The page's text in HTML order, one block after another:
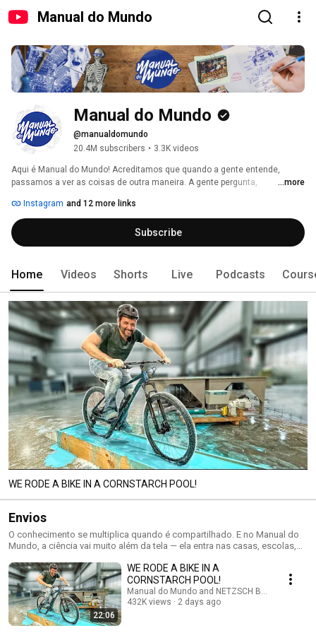
Manual do Mundo
Manual do Mundo
@manualdomundo
20.4M subscribers • 3.3K videos
Aqui é Manual do Mundo! Acreditamos que quando a gente entende,
passamos a ver as coisas de outra maneira. A gente pergunta,
desde objetos do dia a dia até as mais complexas invenções.
...more
Instagram and 12 more links
Subscribe
Home Videos Shorts Live Podcasts
WE RODE A BIKE IN A CORNSTARCH POOL!
Envios
O conhecimento se multiplica quando é compartilhado. E no Manual do
Mundo, a ciência vai muito além da tela — ela entra nas casas, escolas,
viva disso. Aqui, você encontra vídeos feitos por pessoas comuns, mas
com ideias extraordinárias. São experimentos, projetos, desafios e
invenções que nasceram a partir dos nossos conteúdos, adaptados,
recriados ou reinventados por fãs do canal. Essa série mostra como o
aprendizado é coletivo, criativo e, acima de tudo, inspirador. Cada vídeo
enviado é um pedacinho do impacto que o canal tem na vida real das
22:06
WE RODE A BIKE IN A
CORNSTARCH POOL!
Manual do Mundo and NETZSCH Bombas &
432K views
2 days ago